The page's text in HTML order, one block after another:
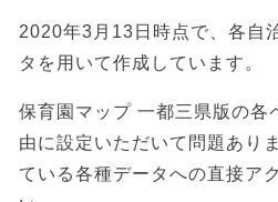
2020年3月13日時点で、各自
タを用いて作成しています。
保育園マップ 一都三県版の各
由に設定いただいて問題あり
ている各種データへの直接ア